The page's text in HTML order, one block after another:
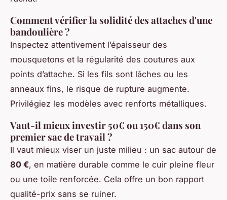
Comment vérifier la solidité des attaches d'une
bandoulière ?
Inspectez attentivement l’épaisseur des
mousquetons et la régularité des coutures aux
points d’attache. Si les fils sont lâches ou les
anneaux fins, le risque de rupture augmente.
Privilégiez les modèles avec renforts métalliques.
Vaut-il mieux investir 50€ ou 150€ dans son
premier sac de travail ?
Il vaut mieux viser un juste milieu : un sac autour de
80 €, en matière durable comme le cuir pleine fleur
ou une toile renforcée. Cela offre un bon rapport
qualité-prix sans se ruiner.